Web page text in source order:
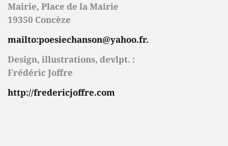
Mairie, Place de la Mairie
19350 Concèze
mailto:poesiechanson@yahoo.fr.
Design, illustrations, devlpt. :
Frédéric Joffre
http://fredericjoffre.com